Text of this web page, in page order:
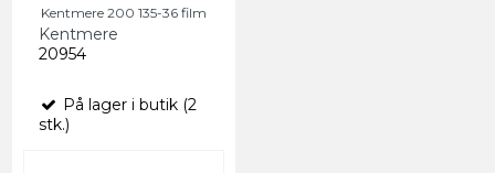
Kentmere 200 135-36 film
Kentmere
20954
På lager i butik (2
stk.)